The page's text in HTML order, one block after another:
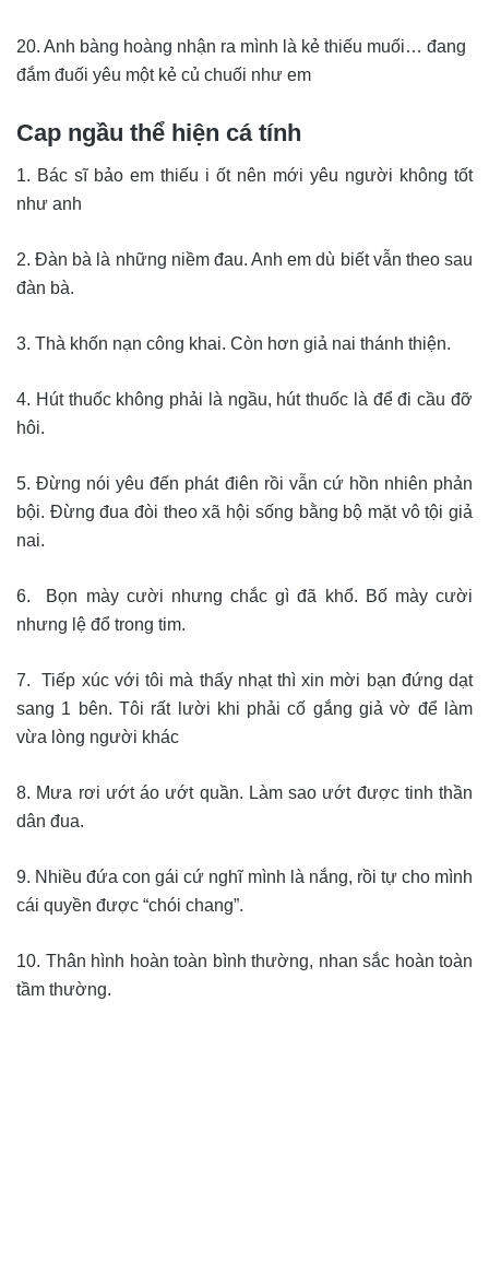
20. Anh bàng hoàng nhận ra mình là kẻ thiếu muối… đang
đắm đuối yêu một kẻ củ chuối như em
Cap ngầu thể hiện cá tính
1. Bác sĩ bảo em thiếu i ốt nên mới yêu người không tốt
như anh
2. Đàn bà là những niềm đau. Anh em dù biết vẫn theo sau
đàn bà.
3. Thà khốn nạn công khai. Còn hơn giả nai thánh thiện.
4. Hút thuốc không phải là ngầu, hút thuốc là để đi cầu đỡ
hôi.
5. Đừng nói yêu đến phát điên rồi vẫn cứ hồn nhiên phản
bội. Đừng đua đòi theo xã hội sống bằng bộ mặt vô tội giả
nai.
6. Bọn mày cười nhưng chắc gì đã khổ. Bố mày cười
nhưng lệ đổ trong tim.
7. Tiếp xúc với tôi mà thấy nhạt thì xin mời bạn đứng dạt
sang 1 bên. Tôi rất lười khi phải cố gắng giả vờ để làm
vừa lòng người khác
8. Mưa rơi ướt áo ướt quần. Làm sao ướt được tinh thần
dân đua.
9. Nhiều đứa con gái cứ nghĩ mình là nắng, rồi tự cho mình
cái quyền được “chói chang”.
10. Thân hình hoàn toàn bình thường, nhan sắc hoàn toàn
tầm thường.